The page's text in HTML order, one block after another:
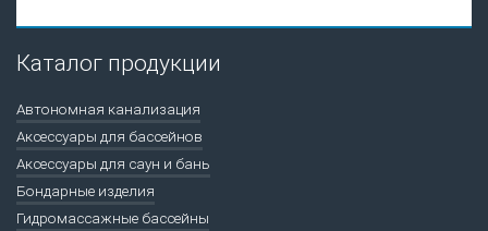
Каталог продукции
Автономная канализация
Аксессуары для бассейнов
Аксессуары для саун и бань
Бондарные изделия
Гидромассажные бассейны